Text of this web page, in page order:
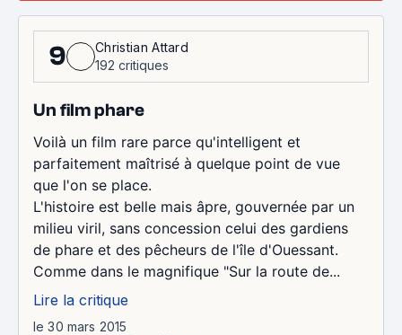
9
Christian Attard
192 critiques
Un film phare
Voilà un film rare parce qu'intelligent et
parfaitement maîtrisé à quelque point de vue
que l'on se place.
L'histoire est belle mais âpre, gouvernée par un
milieu viril, sans concession celui des gardiens
de phare et des pêcheurs de l'île d'Ouessant.
Comme dans le magnifique "Sur la route de...
Lire la critique
le 30 mars 2015